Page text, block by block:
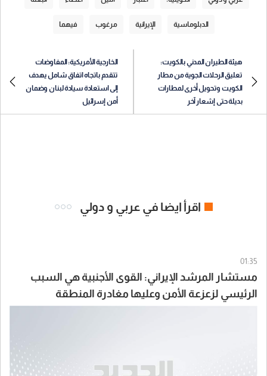
الدبلوماسية الإيرانية مرغوب فيهما
هيئة الطيران المدني بالكويت:
تعليق الرحلات الجوية من مطار
الكويت وتحويل أخرى لمطارات
بديلة حتى إشعار آخر
الخارجية الأمريكية: المفاوضات
تتقدم باتجاه اتفاق شامل يهدف
إلى استعادة سيادة لبنان وضمان
أمن إسرائيل
اقرأ ايضا في عربي و دولي
01:35
مستشار المرشد الإيراني: القوى الأجنبية هي السبب
الرئيسي لزعزعة الأمن وعليها مغادرة المنطقة